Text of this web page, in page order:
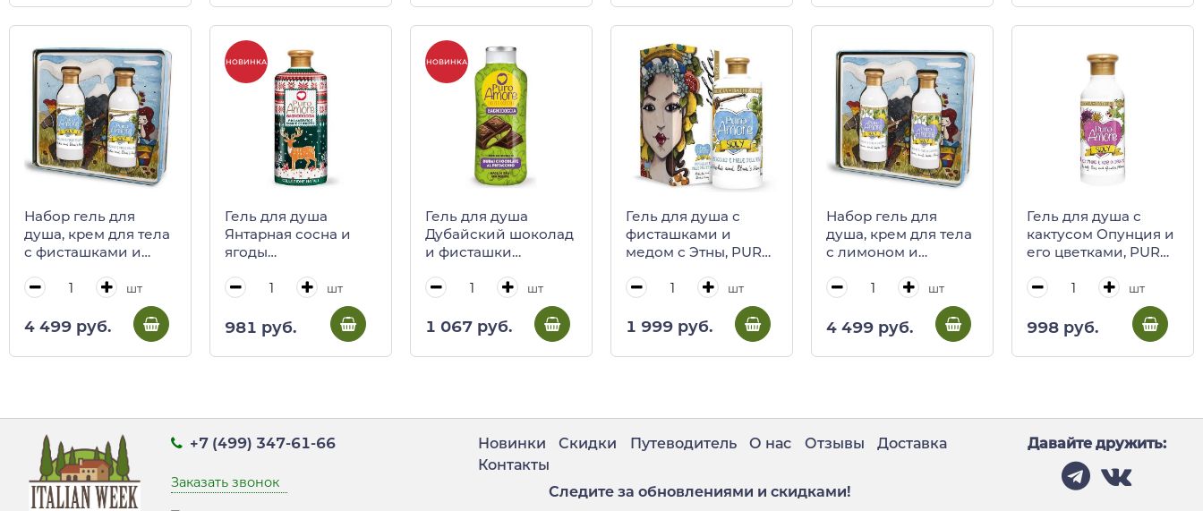
Набор гель для
душа, крем для тела
с фисташками и
AMORE, 250 мл +
шт
4 499 руб.
НОВИНКА
Гель для душа
Янтарная сосна и
ягоды
PURO AMORE
FarmaLais, 500 мл
шт
981 руб.
НОВИНКА
Гель для душа
Дубайский шоколад
и фисташки
шт
1 067 руб.
Гель для душа с
фисташками и
медом с Этны, PURO
(карт/кор)
шт
1 999 руб.
Набор гель для
душа, крем для тела
с лимоном и
PURO AMORE, 250
мл + 250 мл (ж/б)
шт
4 499 руб.
Гель для душа с
кактусом Опунция и
его цветками, PURO
шт
998 руб.
+7 (499) 347-61-66
Заказать звонок
Новинки Скидки Путеводитель О нас Отзывы
Доставка
Контакты
Следите за обновлениями и скидками!
Давайте дружить: